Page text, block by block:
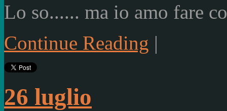
Lo so...... ma io amo fare
Continue Reading |
26 luglio